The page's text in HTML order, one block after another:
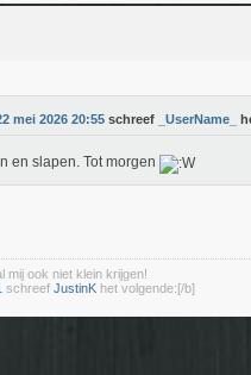
mei 2026 20:55 schreef _UserName_
en slapen. Tot morgen
mij ook niet klein krijgen!
schreef JustinK het volgende:[/b]